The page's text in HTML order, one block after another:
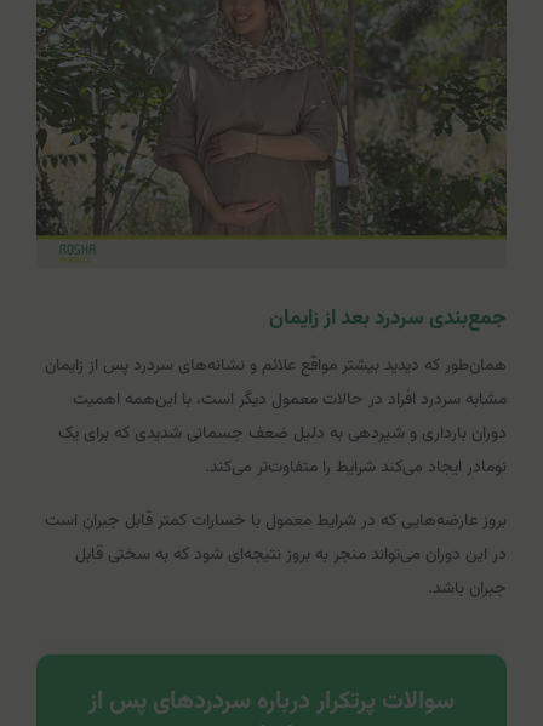
جمع‌بندی سردرد بعد از زایمان
همان‌طور که دیدید بیشتر مواقع علائم و نشانه‌های سردرد پس از زایمان
مشابه سردرد افراد در حالات معمول دیگر است، با این‌همه اهمیت
دوران بارداری و شیردهی به دلیل ضعف جسمانی شدیدی که برای یک
نومادر ایجاد می‌کند شرایط را متفاوت‌تر می‌کند.
بروز عارضه‌هایی که در شرایط معمول با خسارات کمتر قابل جبران است
در این دوران می‌تواند منجر به بروز نتیجه‌ای شود که به سختی قابل
جبران باشد.
سوالات پرتکرار درباره سردردهای پس از